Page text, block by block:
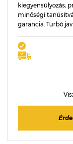
kiegyensúlyozás,
minőségi
garancia. Turbó